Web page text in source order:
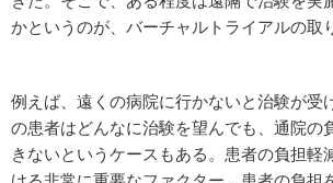
かというのが、バーチャルトライアルの取
例えば、遠くの病院に行かないと治験が受
の患者はどんなに治験を望んでも、通院の
きないというケースもある。患者の負担軽